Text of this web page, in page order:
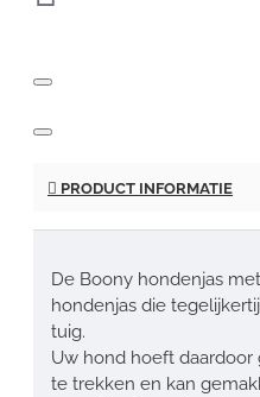
PRODUCT INFORMATIE
De Boony hondenjas
hondenjas die
tuig.
Uw hond hoeft daardoor
te trekken en kan